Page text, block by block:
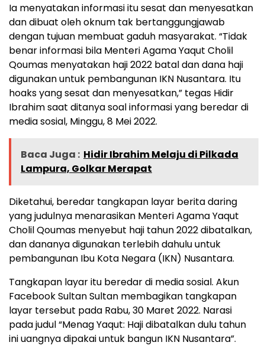
Ia menyatakan informasi itu sesat dan menyesatkan
dan dibuat oleh oknum tak bertanggungjawab
dengan tujuan membuat gaduh masyarakat. “Tidak
benar informasi bila Menteri Agama Yaqut Cholil
Qoumas menyatakan haji 2022 batal dan dana haji
digunakan untuk pembangunan IKN Nusantara. Itu
hoaks yang sesat dan menyesatkan,” tegas Hidir
Ibrahim saat ditanya soal informasi yang beredar di
media sosial, Minggu, 8 Mei 2022.
Baca Juga : Hidir Ibrahim Melaju di Pilkada
Lampura, Golkar Merapat
Diketahui, beredar tangkapan layar berita daring
yang judulnya menarasikan Menteri Agama Yaqut
Cholil Qoumas menyebut haji tahun 2022 dibatalkan,
dan dananya digunakan terlebih dahulu untuk
pembangunan Ibu Kota Negara (IKN) Nusantara.
Tangkapan layar itu beredar di media sosial. Akun
Facebook Sultan Sultan membagikan tangkapan
layar tersebut pada Rabu, 30 Maret 2022. Narasi
pada judul “Menag Yaqut: Haji dibatalkan dulu tahun
ini uangnya dipakai untuk bangun IKN Nusantara”.